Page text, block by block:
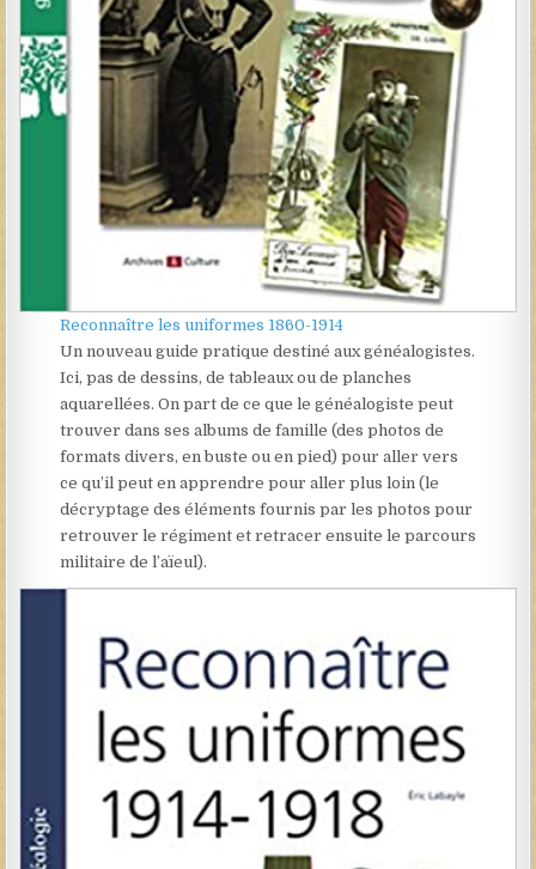
Reconnaître les uniformes 1860-1914
Un nouveau guide pratique destiné aux généalogistes.
Ici, pas de dessins, de tableaux ou de planches
aquarellées. On part de ce que le généalogiste peut
trouver dans ses albums de famille (des photos de
formats divers, en buste ou en pied) pour aller vers
ce qu’il peut en apprendre pour aller plus loin (le
décryptage des éléments fournis par les photos pour
retrouver le régiment et retracer ensuite le parcours
militaire de l’aïeul).